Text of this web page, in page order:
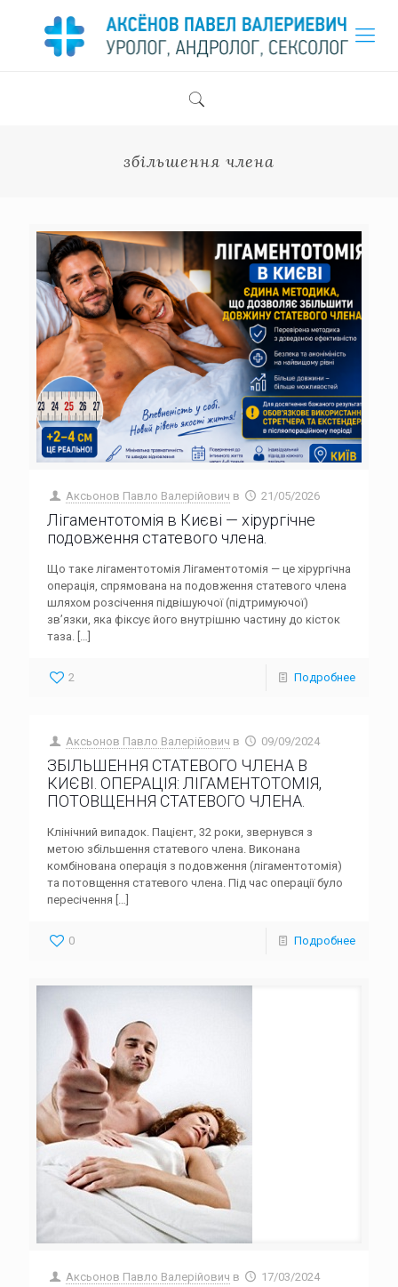
збільшення члена
Аксьонов Павло Валерійович в 21/05/2026
Лігаментотомія в Києві — хірургічне
подовження статевого члена.
Що таке лігаментотомія Лігаментотомія — це хірургічна
операція, спрямована на подовження статевого члена
шляхом розсічення підвішуючої (підтримуючої)
зв’язки, яка фіксує його внутрішню частину до кісток
таза. […]
2 Подробнее
Аксьонов Павло Валерійович в 09/09/2024
ЗБІЛЬШЕННЯ СТАТЕВОГО ЧЛЕНА В
КИЄВІ. ОПЕРАЦІЯ: ЛІГАМЕНТОТОМІЯ,
ПОТОВЩЕННЯ СТАТЕВОГО ЧЛЕНА.
Клінічний випадок. Пацієнт, 32 роки, звернувся з
метою збільшення статевого члена. Виконана
комбінована операція з подовження (лігаментотомія)
та потовщення статевого члена. Під час операції було
пересічення […]
0 Подробнее
Аксьонов Павло Валерійович в 17/03/2024